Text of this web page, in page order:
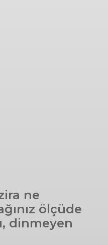
ne
ölçüde
dinmeyen